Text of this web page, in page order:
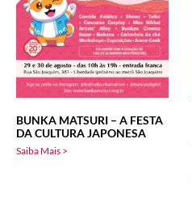
BUNKA MATSURI – A FESTA
DA CULTURA JAPONESA
Saiba Mais >